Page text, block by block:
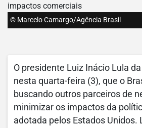
© Marcelo Camargo/Agência Brasil
O presidente Luiz Inácio Lula
nesta quarta-feira (3), que o
buscando outros parceiros de
minimizar os impactos da
adotada pelos Estados Unidos.